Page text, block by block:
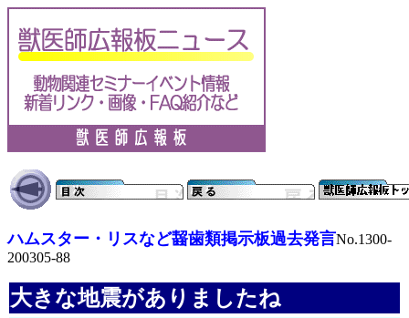
ハムスター・リスなど齧歯類掲示板過去発言No.1300-
200305-88
大きな地震がありましたね